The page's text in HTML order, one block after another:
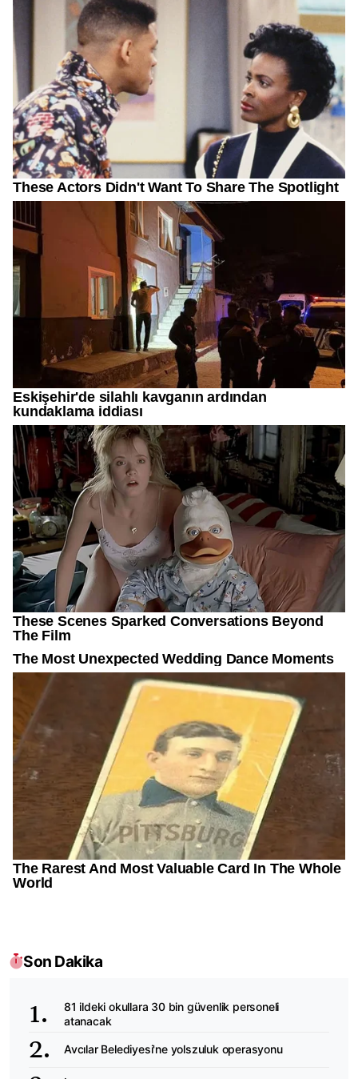
Son Dakika
81 ildeki okullara 30 bin güvenlik personeli
atanacak
Avcılar Belediyesi'ne yolszuluk operasyonu